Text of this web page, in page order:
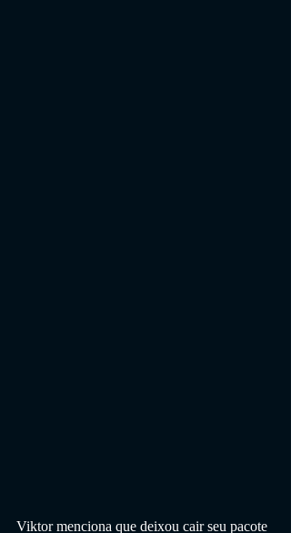
Viktor menciona que deixou cair seu pacote